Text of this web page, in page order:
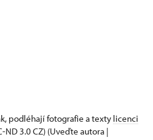
podléhají fotografie a texty licenci
ND 3.0 CZ) (Uveďte autora |